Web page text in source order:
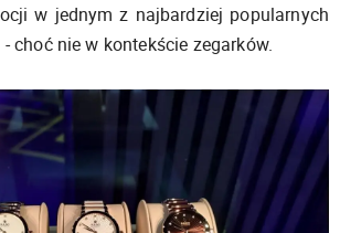
w jednym z najbardziej popularnych
choć nie w kontekście zegarków.